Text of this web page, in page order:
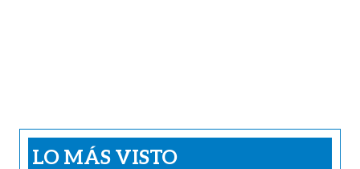
LO MÁS VISTO